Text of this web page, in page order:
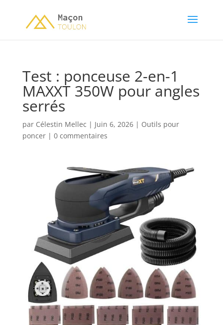
Test : ponceuse 2-en-1
MAXXT 350W pour angles
serrés
par Célestin Mellec | Juin 6, 2026| Outils pour
poncer| 0 commentaires